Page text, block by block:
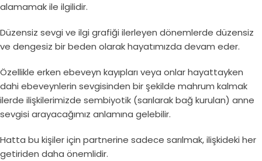
alamamak ile ilgilidir.
Düzensiz sevgi ve ilgi grafiği ilerleyen dönemlerde düzensiz
ve dengesiz bir beden olarak hayatımızda devam eder.
Özellikle erken ebeveyn kayıpları veya onlar hayattayken
dahi ebeveynlerin sevgisinden bir şekilde mahrum kalmak
ilerde ilişkilerimizde sembiyotik (sarılarak bağ kurulan) anne
sevgisi arayacağımız anlamına gelebilir.
Hatta bu kişiler için partnerine sadece sarılmak, ilişkideki her
getiriden daha önemlidir.